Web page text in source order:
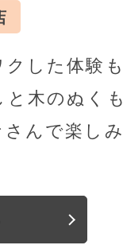
した体験
と木のぬく
さんで楽し